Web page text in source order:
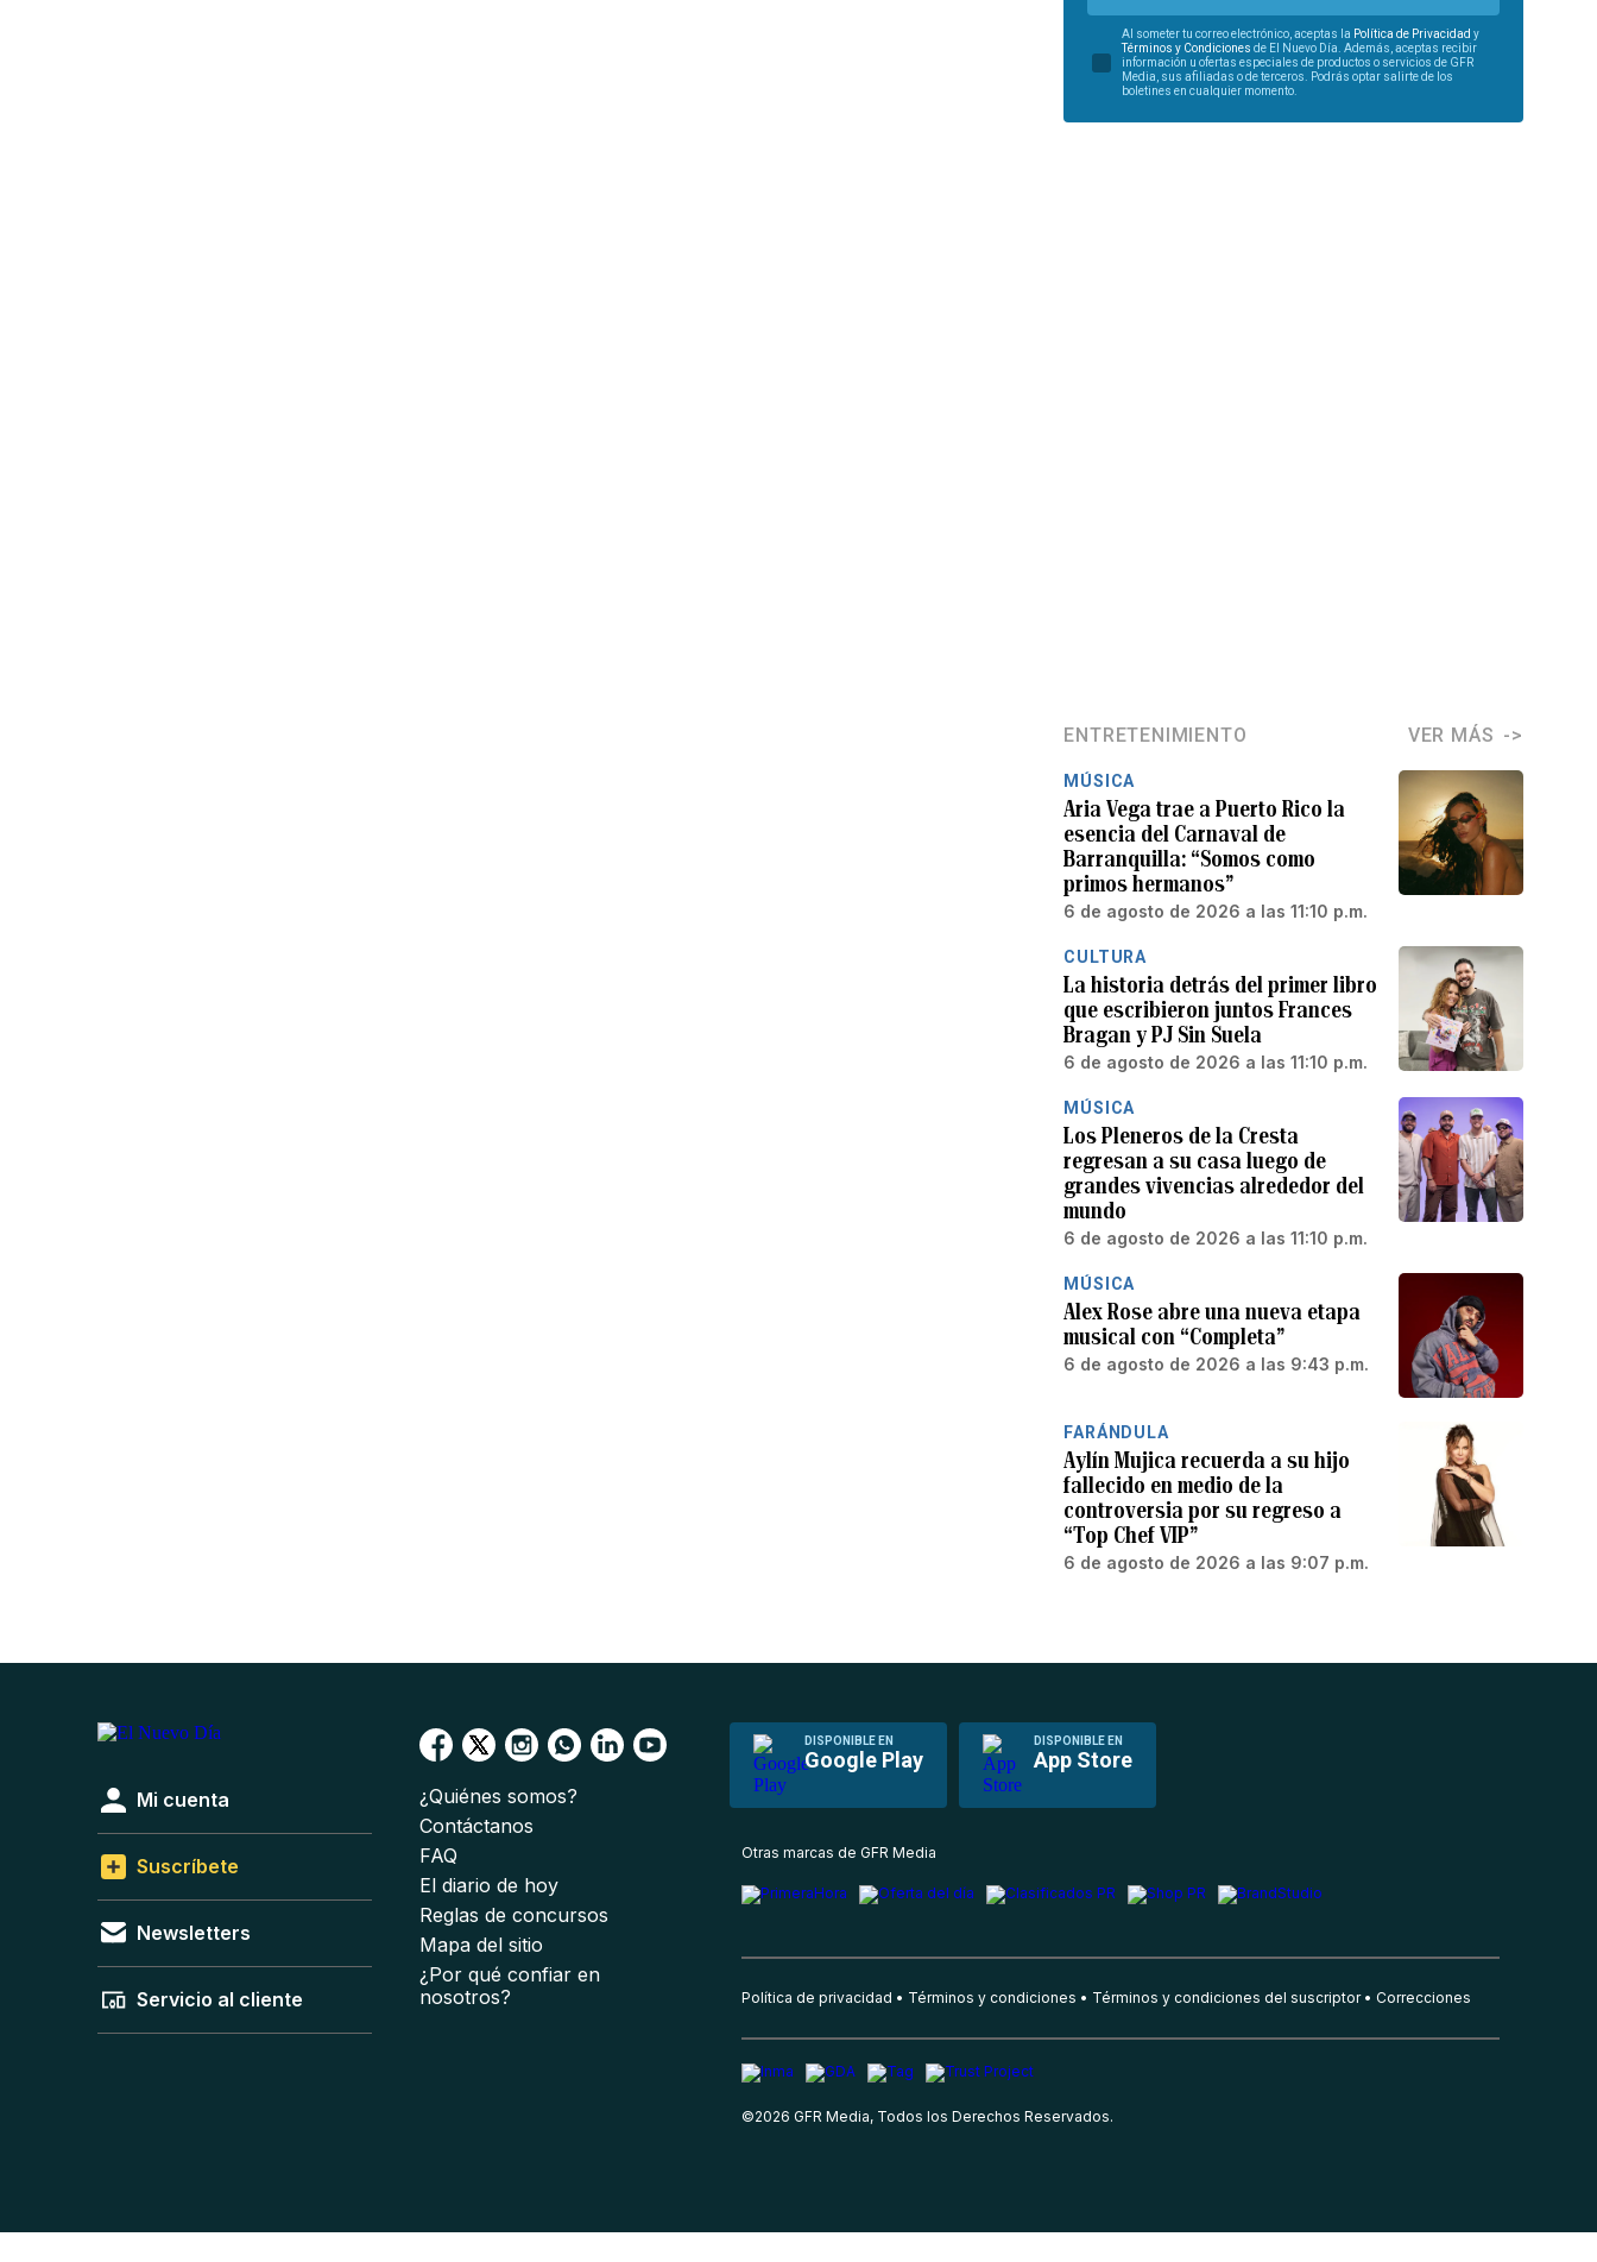
Al someter tu correo electrónico, aceptas la Política de Privacidad y
Términos y Condiciones de El Nuevo Día. Además, aceptas recibir
información u ofertas especiales de productos o servicios de GFR
Media, sus afiliadas o de terceros. Podrás optar salirte de los
boletines en cualquier momento.
ENTRETENIMIENTO VER MÁS
MÚSICA
Aria Vega trae a Puerto Rico la
esencia del Carnaval de
Barranquilla: “Somos como
primos hermanos”
6 de agosto de 2026 a las 11:10 p.m.
CULTURA
La historia detrás del primer libro
que escribieron juntos Frances
Bragan y PJ Sin Suela
6 de agosto de 2026 a las 11:10 p.m.
MÚSICA
Los Pleneros de la Cresta
regresan a su casa luego de
grandes vivencias alrededor del
mundo
6 de agosto de 2026 a las 11:10 p.m.
MÚSICA
Alex Rose abre una nueva etapa
musical con “Completa”
6 de agosto de 2026 a las 9:43 p.m.
FARÁNDULA
Aylín Mujica recuerda a su hijo
fallecido en medio de la
controversia por su regreso a
“Top Chef VIP”
6 de agosto de 2026 a las 9:07 p.m.
DISPONIBLE EN
Google Play
DISPONIBLE EN
App Store
Mi cuenta
Suscríbete
Newsletters
Servicio al cliente
¿Quiénes somos?
Contáctanos
FAQ
El diario de hoy
Reglas de concursos
Mapa del sitio
¿Por qué confiar en
nosotros?
Otras marcas de GFR Media
Política de privacidad Términos y condiciones Términos y condiciones del suscriptor Correcciones
©2026 GFR Media, Todos los Derechos Reservados.